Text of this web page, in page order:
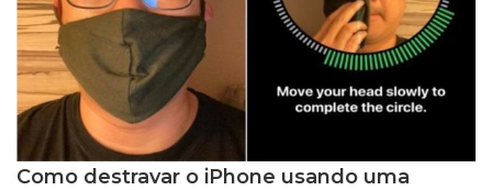
Como destravar o iPhone usando uma